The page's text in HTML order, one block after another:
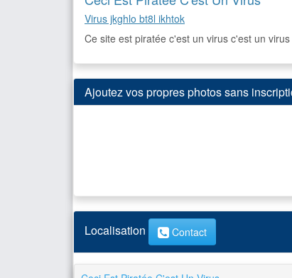
Virus jkghlo bt8l ikhtok
Ce site est piratée c'est un virus c'est un
Ajoutez vos propres photos sans
Localisation Contact